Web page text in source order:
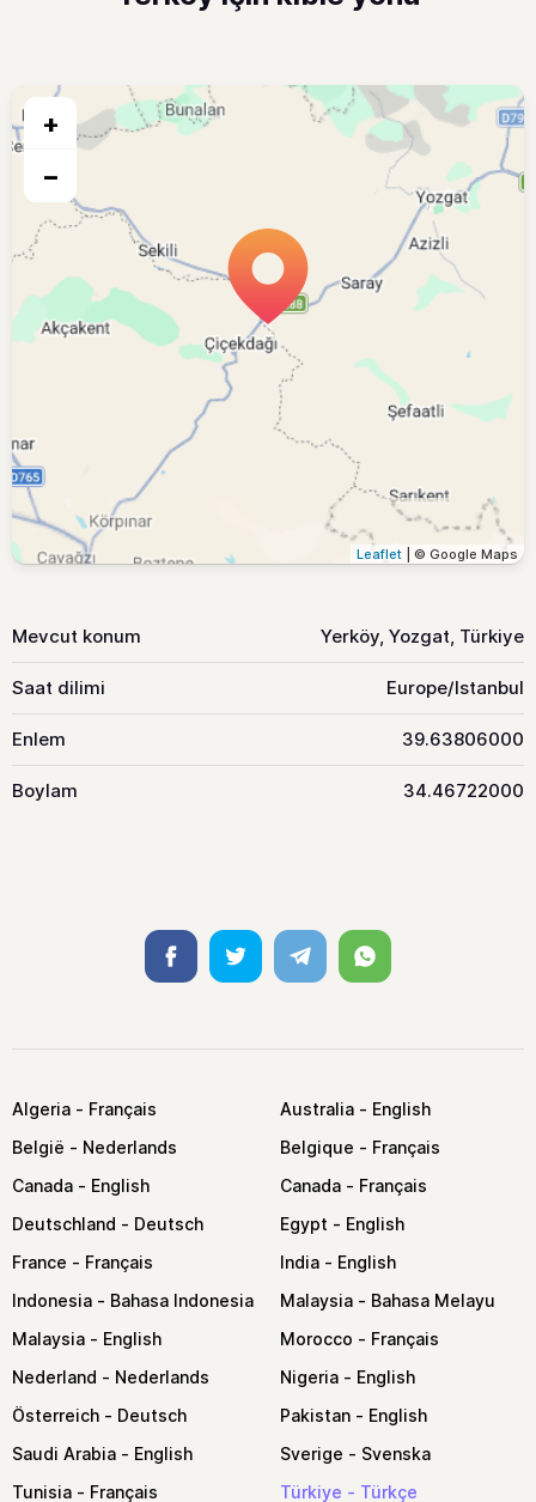
+
−
Leaflet | © Google Maps
Mevcut konum Yerköy, Yozgat, Türkiye
Saat dilimi Europe/Istanbul
Enlem 39.63806000
Boylam 34.46722000
FacebookTwitter TelegramWhatsapp
Algeria
Australia
België
Belgique
Canada
Canada
Deutschland
Egypt
France
India
Indonesia
Malaysia
Malaysia
Morocco
Nederland
Nigeria
Österreich
Pakistan
Saudi Arabia
Sverige
Tunisia
Türkiye